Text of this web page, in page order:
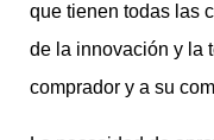
que tienen todas las
de la innovación y la
comprador y a su